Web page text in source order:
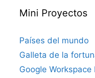
Mini Proyectos
Países del mundo
Galleta de la
Google Workspace